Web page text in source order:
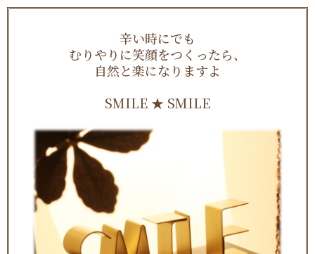
辛い時にでも
むりやりに笑顔をつくったら、
自然と楽になりますよ
SMILE ★ SMILE